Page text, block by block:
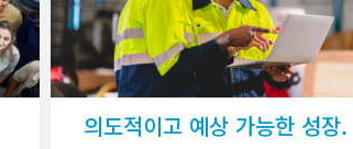
의도적이고 예상 가능한 성장.